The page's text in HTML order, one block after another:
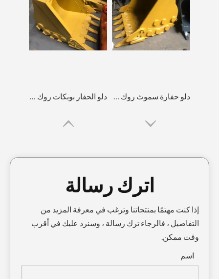
دلو الحفار بوبكات روك 72 بوصة PC70 دلو حفارة سموث روك 72 بوصة PC120
اترك رسالة
إذا كنت مهتمًا بمنتجاتنا وترغب في معرفة المزيد من
التفاصيل ، فالرجاء ترك رسالة ، وسنرد عليك في أقرب
وقت ممكن.
اسم